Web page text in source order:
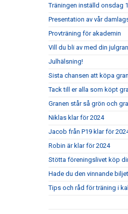
Träningen inställd onsdag
Presentation av vår
Provträning för akademin
Vill du bli av med din
Julhälsning!
Sista chansen att köpa
Tack till er alla som köpt
Granen står så grön och
Niklas klar för 2024
Jacob från P19 klar för
Robin är klar för 2024
Stötta föreningslivet köp
Hade du den vinnande
Tips och råd för träning i